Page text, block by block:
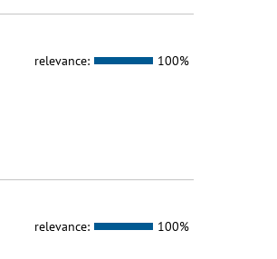
relevance: 100%
relevance: 100%